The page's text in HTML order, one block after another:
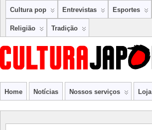
Cultura pop Entrevistas Esportes
Religião Tradição
Home Notícias Nossos serviços Loja